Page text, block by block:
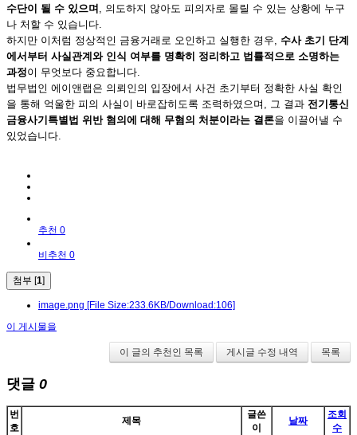
수단이 될 수 있으며 , 의도하지 않아도 피의자로 몰릴 수 있는 상황에 누구
나 처할 수 있습니다.
하지만 이처럼 정상적인 금융거래로 오인하고 실행한 경우, 수사 초기 단계
에서부터 사실관계와 인식 여부를 명확히 정리하고 법률적으로 소명하는
과정이 무엇보다 중요합니다.
법무법인 에이앤랩은 의뢰인의 입장에서 사건 초기부터 정확한 사실 확인
을 통해 억울한 피의 사실이 바로잡히도록 조력하였으며, 그 결과 전기통신
금융사기특별법 위반 혐의에 대해 무혐의 처분이라는 결론을 이끌어낼 수
있었습니다.
추천 0
비추천 0
첨부 [1]
image.png [File Size:233.6KB/Download:106]
이 게시물을
이 글의 추천인 목록 게시글 수정 내역 목록
댓글 0
번
호
제목
글쓴
이
날짜
조회
수